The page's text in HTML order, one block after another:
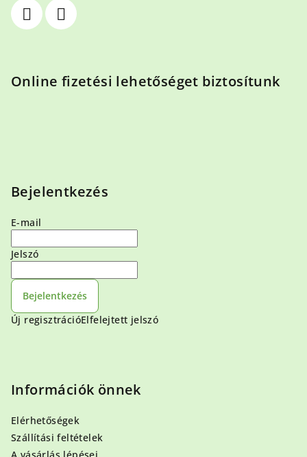
Online fizetési lehetőséget biztosítunk
Bejelentkezés
E-mail
Jelszó
Bejelentkezés
Új regisztrációElfelejtett jelszó
Információk önnek
Elérhetőségek
Szállítási feltételek